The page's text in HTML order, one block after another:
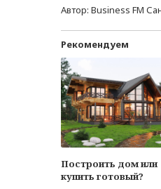
Автор: Business FM
Рекомендуем
Построить дом или
купить готовый?